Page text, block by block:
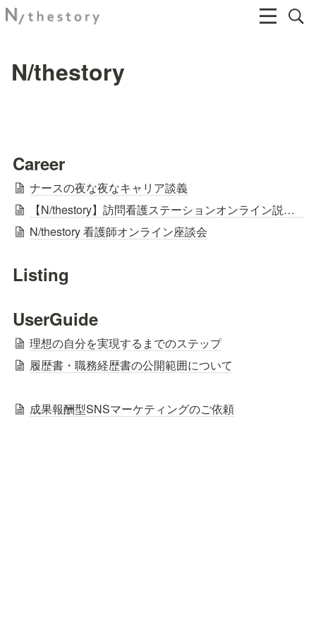
N/thestory
Career
ナースの夜な夜なキャリア談義
【N/thestory】訪問看護ステーションオンライン説明会2022「訪看セミナーWEEKS」開催！
N/thestory 看護師オンライン座談会
Listing
UserGuide
理想の自分を実現するまでのステップ
履歴書・職務経歴書の公開範囲について
成果報酬型SNSマーケティングのご依頼